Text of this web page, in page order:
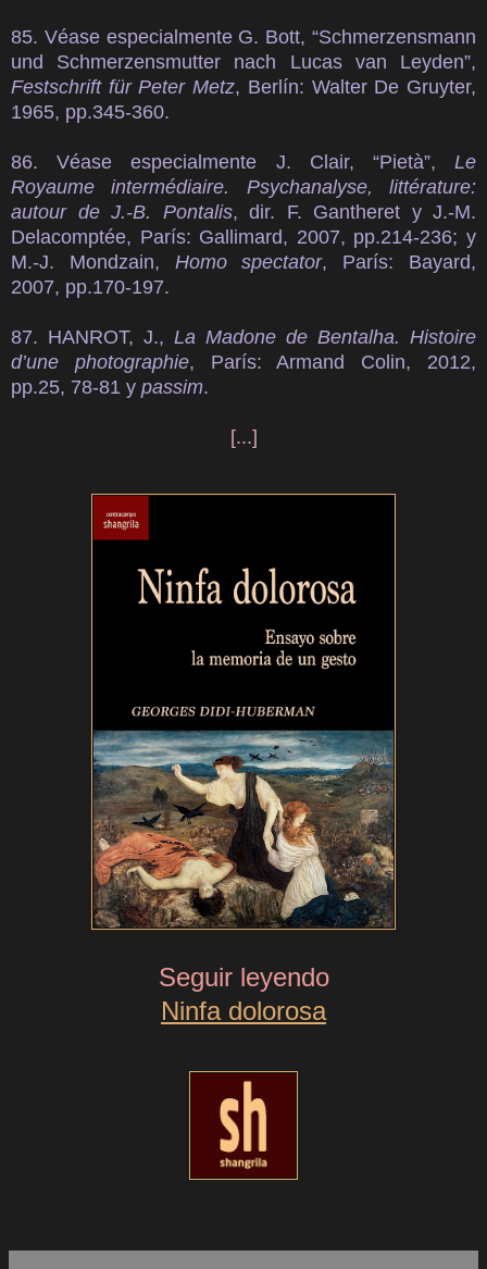
85. Véase especialmente G. Bott, “Schmerzensmann
und Schmerzensmutter nach Lucas van Leyden”,
Festschrift für Peter Metz, Berlín: Walter De Gruyter,
1965, pp.345-360.
86. Véase especialmente J. Clair, “Pietà”, Le
Royaume intermédiaire. Psychanalyse, littérature:
autour de J.-B. Pontalis, dir. F. Gantheret y J.-M.
Delacomptée, París: Gallimard, 2007, pp.214-236; y
M.-J. Mondzain, Homo spectator, París: Bayard,
2007, pp.170-197.
87. HANROT, J., La Madone de Bentalha. Histoire
d’une photographie, París: Armand Colin, 2012,
pp.25, 78-81 y passim.
[...]
Seguir leyendo
Ninfa dolorosa